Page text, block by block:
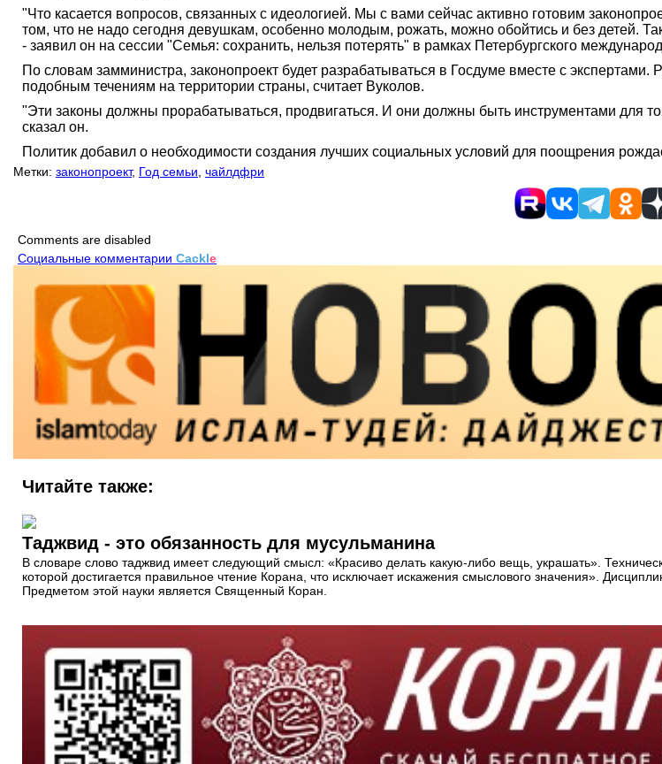
"Что касается вопросов, связанных с идеологией. Мы с вами сейчас активно готовим
том, что не надо сегодня девушкам, особенно молодым, рожать, можно обойтись и без детей.
- заявил он на сессии "Семья: сохранить, нельзя потерять" в рамках Петербургского
По словам замминистра, законопроект будет разрабатываться в Госдуме вместе с
подобным течениям на территории страны, считает Вуколов.
"Эти законы должны прорабатываться, продвигаться. И они должны быть инструментами для
сказал он.
Политик добавил о необходимости создания лучших социальных условий для поощрения
Метки: законопроект, Год семьи чайлдфри
Comments are disabled
Социальные комментарии Cackle
Читайте также:
Таджвид - это обязанность для мусульманина
В словаре слово таджвид имеет следующий смысл: «Красиво делать какую-либо вещь, украшать».
которой достигается правильное чтение Корана, что исключает искажения смыслового значения».
Предметом этой науки является Священный Коран.